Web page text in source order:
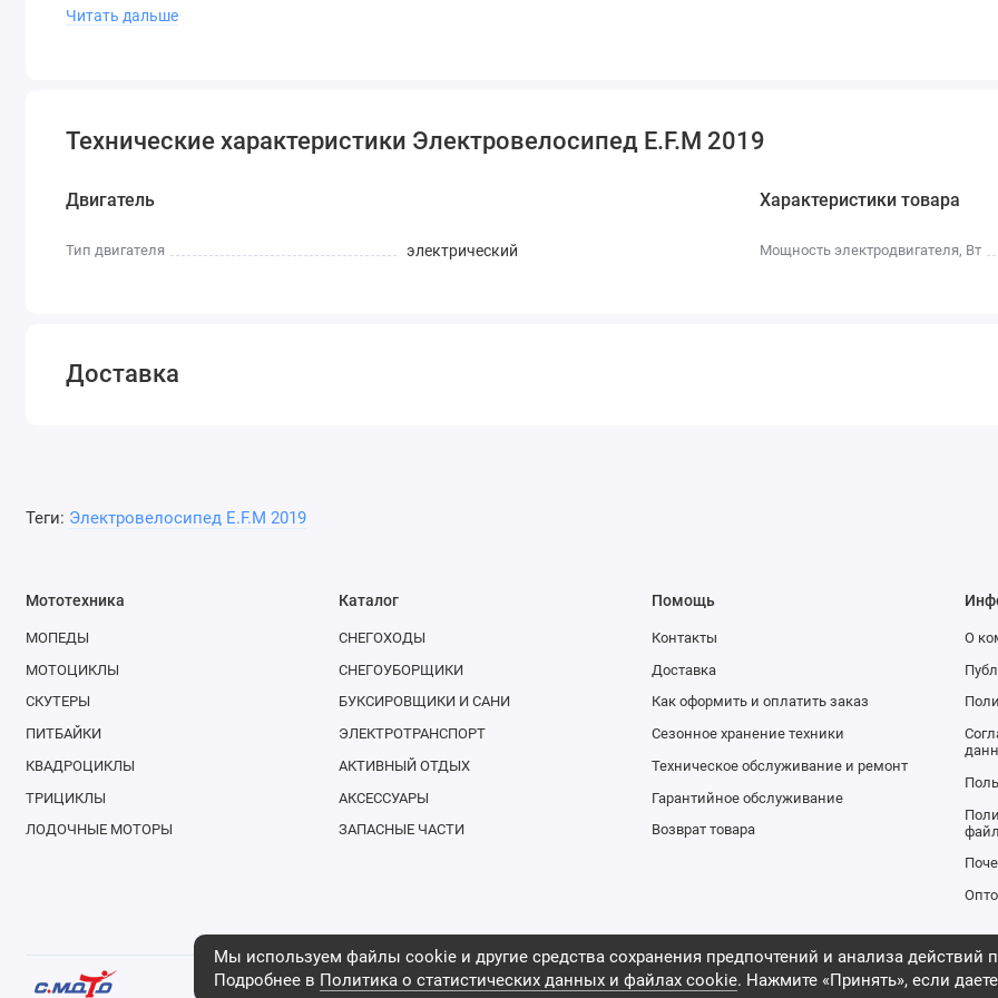
Рама: стальная
Читать дальше
Технические характеристики Электровелосипед E.F.M 2019
Двигатель
Тип двигателя электрический
Характеристики товара
Мощность электродвигателя, Вт
Доставка
Теги: Электровелосипед E.F.M 2019
Мы используем файлы cookie и другие средства сохранения предпочтений и анализа действий
Подробнее в Политика о статистических данных и файлах cookie. Нажмите «Принять», если
Мототехника
МОПЕДЫ
МОТОЦИКЛЫ
СКУТЕРЫ
ПИТБАЙКИ
КВАДРОЦИКЛЫ
ТРИЦИКЛЫ
ЛОДОЧНЫЕ МОТОРЫ
Каталог
СНЕГОХОДЫ
СНЕГОУБОРЩИКИ
БУКСИРОВЩИКИ И САНИ
ЭЛЕКТРОТРАНСПОРТ
АКТИВНЫЙ ОТДЫХ
АКСЕССУАРЫ
ЗАПАСНЫЕ ЧАСТИ
Помощь
Контакты
Доставка
Как оформить и оплатить заказ
Сезонное хранение техники
Техническое обслуживание и ремонт
Гарантийное обслуживание
Возврат товара
О
Интернет-магазин «С.МОТО» 2003 - 2026